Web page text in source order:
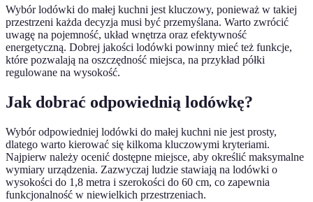
Wybór lodówki do małej kuchni jest kluczowy, ponieważ w takiej
przestrzeni każda decyzja musi być przemyślana. Warto zwrócić
uwagę na pojemność, układ wnętrza oraz efektywność
energetyczną. Dobrej jakości lodówki powinny mieć też funkcje,
które pozwalają na oszczędność miejsca, na przykład półki
regulowane na wysokość.
Jak dobrać odpowiednią lodówkę?
Wybór odpowiedniej lodówki do małej kuchni nie jest prosty,
dlatego warto kierować się kilkoma kluczowymi kryteriami.
Najpierw należy ocenić dostępne miejsce, aby określić maksymalne
wymiary urządzenia. Zazwyczaj ludzie stawiają na lodówki o
wysokości do 1,8 metra i szerokości do 60 cm, co zapewnia
funkcjonalność w niewielkich przestrzeniach.